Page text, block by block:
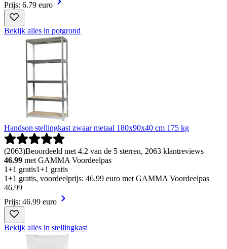
Prijs: 6.79 euro
Bekijk alles in potgrond
Handson stellingkast zwaar metaal 180x90x40 cm 175 kg
(2063)Beoordeeld met 4.2 van de 5 sterren, 2063 klantreviews
46.99 met GAMMA Voordeelpas
1+1 gratis1+1 gratis
1+1 gratis, voordeelprijs: 46.99 euro met GAMMA Voordeelpas
46.99
Prijs: 46.99 euro
Bekijk alles in stellingkast